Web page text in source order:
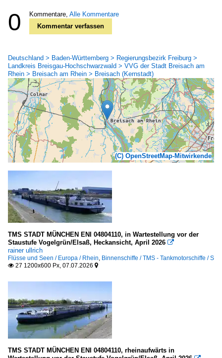
0 Kommentare, Alle Kommentare
Kommentar verfassen
Deutschland > Baden-Württemberg > Regierungsbezirk Freiburg >
Landkreis Breisgau-Hochschwarzwald > VVG der Stadt Breisach am
Rhein > Breisach am Rhein > Breisach (Kernstadt)
(C) OpenStreetMap-Mitwirkende
TMS STADT MÜNCHEN ENI 04804110, in Wartestellung vor der
Staustufe Vogelgrün/Elsaß, Heckansicht, April 2026 
rainer ullrich
Flüsse und Seen / Europa / Rhein, Binnenschiffe / TMS - Tankmotorschiffe / S
 27 1200x600 Px, 07.07.2026 
TMS STADT MÜNCHEN ENI 04804110, rheinaufwärts in